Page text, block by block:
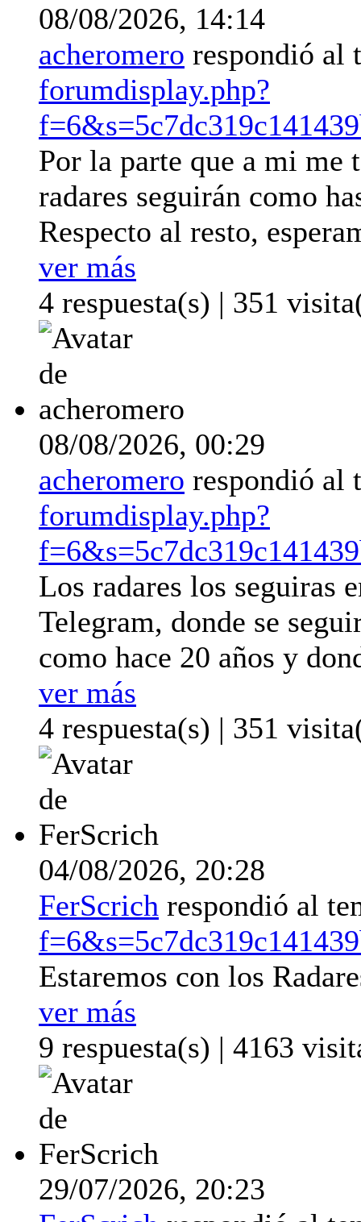
08/08/2026, 14:14
acheromero respondió al
forumdisplay.php?
Por la parte que a mi me
radares seguirán como
Respecto al resto,
ver más
4 respuesta(s) | 351
08/08/2026, 00:29
acheromero respondió al
forumdisplay.php?
Los radares los seguiras
Telegram, donde se
como hace 20 años y
ver más
4 respuesta(s) | 351
04/08/2026, 20:28
FerScrich respondió al
Estaremos con los
ver más
9 respuesta(s) | 4163
29/07/2026, 20:23